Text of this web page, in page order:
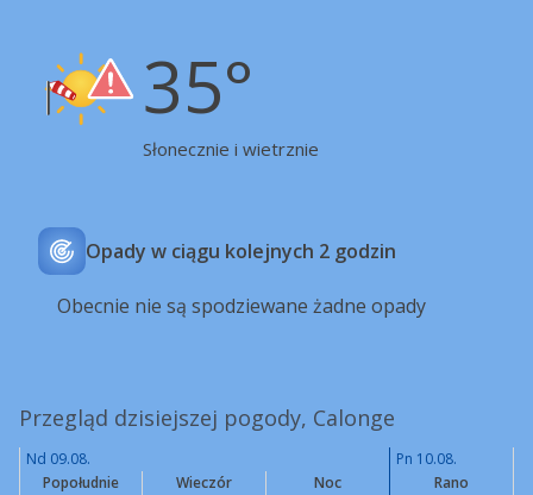
35°
Słonecznie i wietrznie
Opady w ciągu kolejnych 2 godzin
Obecnie nie są spodziewane żadne opady
Przegląd dzisiejszej pogody, Calonge
Nd 09.08.
Pn 10.08.
Popołudnie
Wieczór
Noc
Rano